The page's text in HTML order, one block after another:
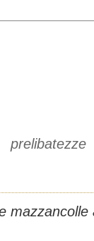
prelibatezze
mazzancolle